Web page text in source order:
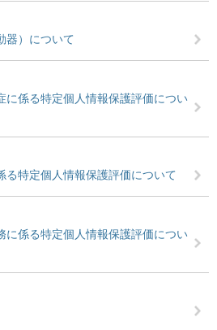
器）について
に係る特定個人情報保護評価につい
る特定個人情報保護評価について
に係る特定個人情報保護評価につい